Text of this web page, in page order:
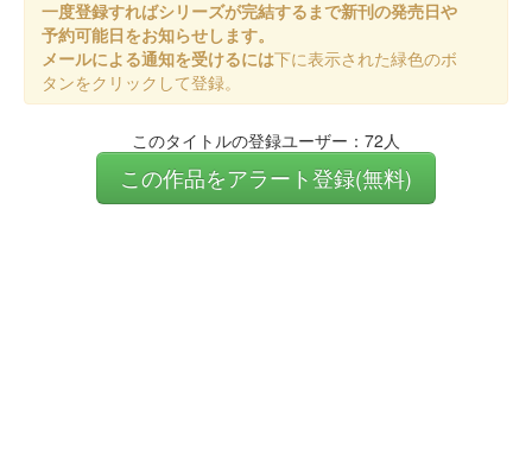
一度登録すればシリーズが完結するまで新刊の発売日や
予約可能日をお知らせします。
メールによる通知を受けるには下に表示された緑色のボ
タンをクリックして登録。
このタイトルの登録ユーザー：72人
この作品をアラート登録(無料)